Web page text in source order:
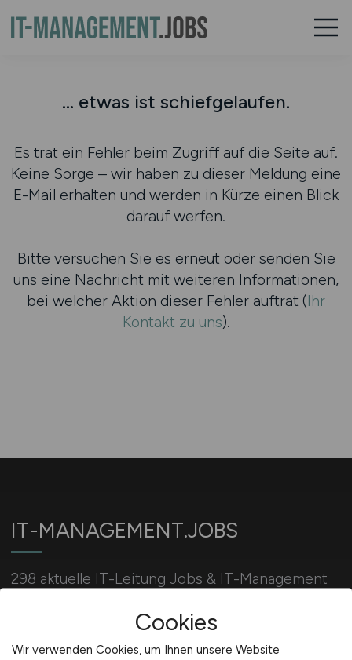
... etwas ist schiefgelaufen.
Es trat ein Fehler beim Zugriff auf die Seite auf.
Keine Sorge – wir haben zu dieser Meldung eine
E-Mail erhalten und werden in Kürze einen Blick
darauf werfen.
Bitte versuchen Sie es erneut oder senden Sie
uns eine Nachricht mit weiteren Informationen,
bei welcher Aktion dieser Fehler auftrat (Ihr
Kontakt zu uns).
IT-MANAGEMENT.JOBS
298 aktuelle IT-Leitung Jobs & IT-Management
Leiter, IT-Projektleiter, uvm. jetzt bewerben.
Cookies
Wir verwenden Cookies, um Ihnen unsere Website